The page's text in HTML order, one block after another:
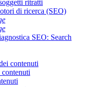
ritratti
di ricerca (SEO)
SEO: Search
contenuti